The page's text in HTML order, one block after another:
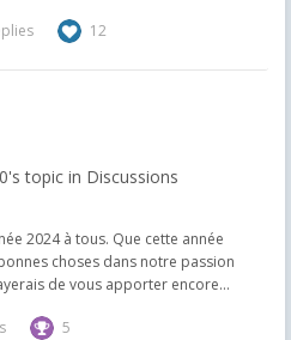
12
topic in Discussions
2024 à tous. Que cette année
choses dans notre passion
de vous apporter encore...
5